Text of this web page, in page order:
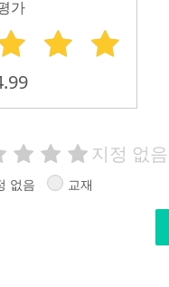
가
지정 없음
없음 교재